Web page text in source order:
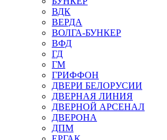
ВДК
ВЕРДА
ВОЛГА-БУНКЕР
ВФД
ГД
ГМ
ГРИФФОН
ДВЕРИ БЕЛОРУСИИ
ДВЕРНАЯ ЛИНИЯ
ДВЕРНОЙ АРСЕНАЛ
ДВЕРОНА
ДПМ